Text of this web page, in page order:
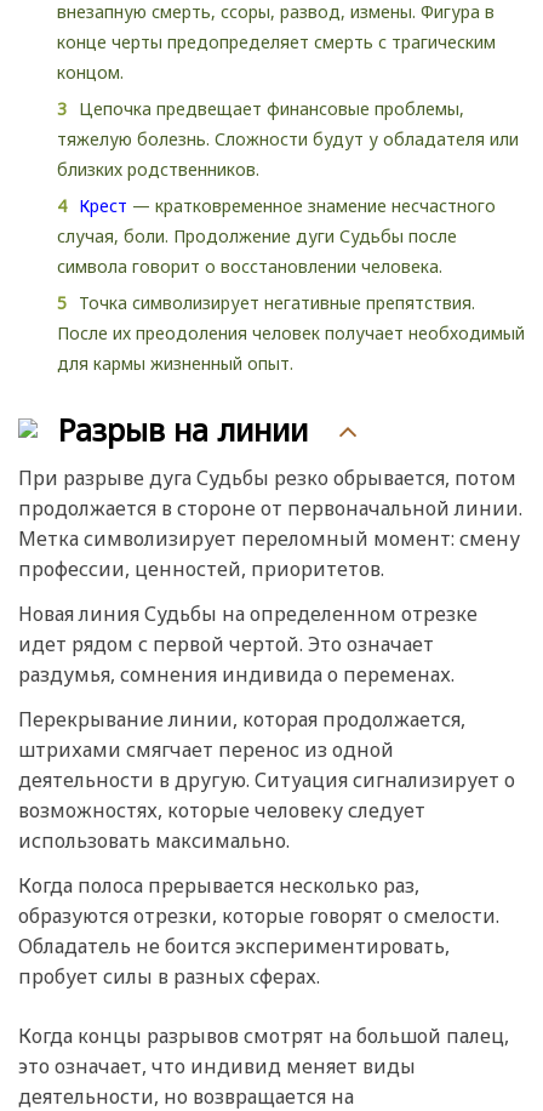
внезапную смерть, ссоры, развод, измены. Фигура в
конце черты предопределяет смерть с трагическим
концом.
Цепочка предвещает финансовые проблемы,
тяжелую болезнь. Сложности будут у обладателя или
близких родственников.
Крест — кратковременное знамение несчастного
случая, боли. Продолжение дуги Судьбы после
символа говорит о восстановлении человека.
Точка символизирует негативные препятствия.
После их преодоления человек получает необходимый
для кармы жизненный опыт.
Разрыв на линии
При разрыве дуга Судьбы резко обрывается, потом
продолжается в стороне от первоначальной линии.
Метка символизирует переломный момент: смену
профессии, ценностей, приоритетов.
Новая линия Судьбы на определенном отрезке
идет рядом с первой чертой. Это означает
раздумья, сомнения индивида о переменах.
Перекрывание линии, которая продолжается,
штрихами смягчает перенос из одной
деятельности в другую. Ситуация сигнализирует о
возможностях, которые человеку следует
использовать максимально.
Когда полоса прерывается несколько раз,
образуются отрезки, которые говорят о смелости.
Обладатель не боится экспериментировать,
пробует силы в разных сферах.
Когда концы разрывов смотрят на большой палец,
это означает, что индивид меняет виды
деятельности, но возвращается на